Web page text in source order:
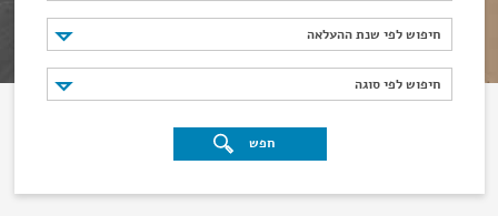
חיפוש לפי שנת ההעלאה
חיפוש לפי שנת ההעלאה
חיפוש לפי סוגה
חיפוש לפי סוגה
חפש